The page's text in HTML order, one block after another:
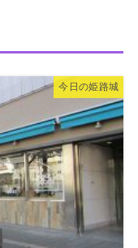
今日の姫路城